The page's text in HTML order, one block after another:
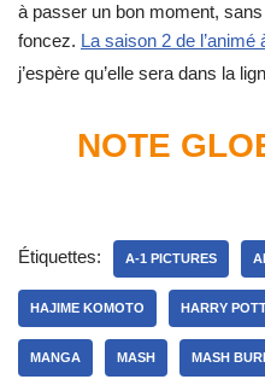
à passer un bon moment,
foncez. La saison 2 de l’animé
j’espère qu’elle sera dans la
NOTE
Étiquettes: A-1 PICTURES
HAJIME KOMOTO HARRY
MANGA MASH MASH